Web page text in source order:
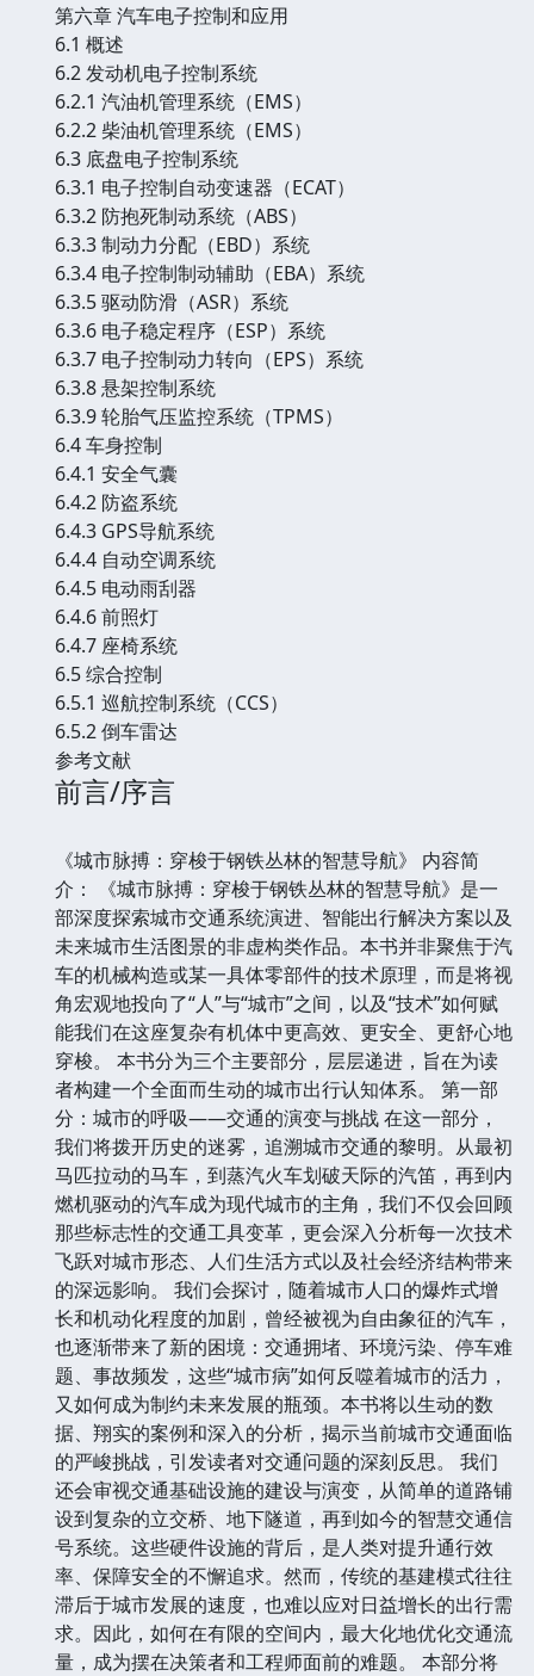
第六章 汽车电子控制和应用
6.1 概述
6.2 发动机电子控制系统
6.2.1 汽油机管理系统（EMS）
6.2.2 柴油机管理系统（EMS）
6.3 底盘电子控制系统
6.3.1 电子控制自动变速器（ECAT）
6.3.2 防抱死制动系统（ABS）
6.3.3 制动力分配（EBD）系统
6.3.4 电子控制制动辅助（EBA）系统
6.3.5 驱动防滑（ASR）系统
6.3.6 电子稳定程序（ESP）系统
6.3.7 电子控制动力转向（EPS）系统
6.3.8 悬架控制系统
6.3.9 轮胎气压监控系统（TPMS）
6.4 车身控制
6.4.1 安全气囊
6.4.2 防盗系统
6.4.3 GPS导航系统
6.4.4 自动空调系统
6.4.5 电动雨刮器
6.4.6 前照灯
6.4.7 座椅系统
6.5 综合控制
6.5.1 巡航控制系统（CCS）
6.5.2 倒车雷达
参考文献
前言/序言
《城市脉搏：穿梭于钢铁丛林的智慧导航》 内容简
介： 《城市脉搏：穿梭于钢铁丛林的智慧导航》是一
部深度探索城市交通系统演进、智能出行解决方案以及
未来城市生活图景的非虚构类作品。本书并非聚焦于汽
车的机械构造或某一具体零部件的技术原理，而是将视
角宏观地投向了“人”与“城市”之间，以及“技术”如何赋
能我们在这座复杂有机体中更高效、更安全、更舒心地
穿梭。 本书分为三个主要部分，层层递进，旨在为读
者构建一个全面而生动的城市出行认知体系。 第一部
分：城市的呼吸——交通的演变与挑战 在这一部分，
我们将拨开历史的迷雾，追溯城市交通的黎明。从最初
马匹拉动的马车，到蒸汽火车划破天际的汽笛，再到内
燃机驱动的汽车成为现代城市的主角，我们不仅会回顾
那些标志性的交通工具变革，更会深入分析每一次技术
飞跃对城市形态、人们生活方式以及社会经济结构带来
的深远影响。 我们会探讨，随着城市人口的爆炸式增
长和机动化程度的加剧，曾经被视为自由象征的汽车，
也逐渐带来了新的困境：交通拥堵、环境污染、停车难
题、事故频发，这些“城市病”如何反噬着城市的活力，
又如何成为制约未来发展的瓶颈。本书将以生动的数
据、翔实的案例和深入的分析，揭示当前城市交通面临
的严峻挑战，引发读者对交通问题的深刻反思。 我们
还会审视交通基础设施的建设与演变，从简单的道路铺
设到复杂的立交桥、地下隧道，再到如今的智慧交通信
号系统。这些硬件设施的背后，是人类对提升通行效
率、保障安全的不懈追求。然而，传统的基建模式往往
滞后于城市发展的速度，也难以应对日益增长的出行需
求。因此，如何在有限的空间内，最大化地优化交通流
量，成为摆在决策者和工程师面前的难题。 本部分将